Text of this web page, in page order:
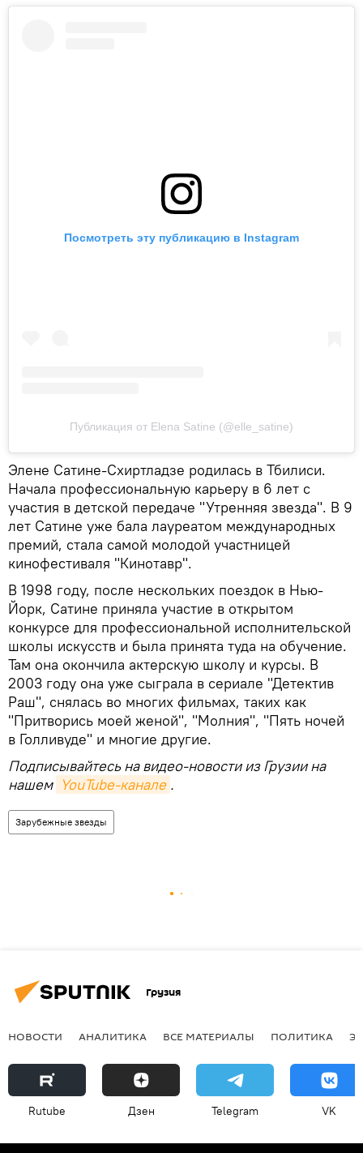
Посмотреть эту публикацию в Instagram
Публикация от Elena Satine (@elle_satine)
Элене Сатине-Схиртладзе родилась в Тбилиси.
Начала профессиональную карьеру в 6 лет с
участия в детской передаче "Утренняя звезда". В 9
лет Сатине уже бала лауреатом международных
премий, стала самой молодой участницей
кинофестиваля "Кинотавр".
В 1998 году, после нескольких поездок в Нью-
Йорк, Сатине приняла участие в открытом
конкурсе для профессиональной исполнительской
школы искусств и была принята туда на обучение.
Там она окончила актерскую школу и курсы. В
2003 году она уже сыграла в сериале "Детектив
Раш", снялась во многих фильмах, таких как
"Притворись моей женой", "Молния", "Пять ночей
в Голливуде" и многие другие.
Подписывайтесь на видео-новости из Грузии на
нашем YouTube-канале .
Зарубежные звезды
Грузия
НОВОСТИ АНАЛИТИКА ВСЕ МАТЕРИАЛЫ ПОЛИТИКА
Rutube Дзен Telegram VK